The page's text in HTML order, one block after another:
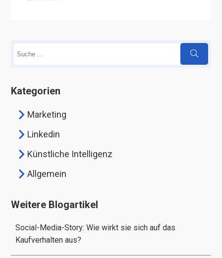
Kategorien
Marketing
Linkedin
Künstliche Intelligenz
Allgemein
Weitere Blogartikel
Social-Media-Story: Wie wirkt sie sich auf das
Kaufverhalten aus?